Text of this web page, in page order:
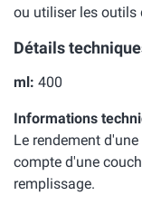
ou utiliser les outils
Détails
ml: 400
Informations
Le rendement
compte d'une
remplissage.